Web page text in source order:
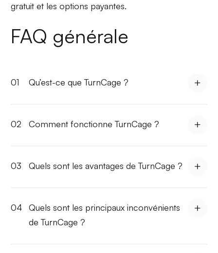
gratuit et les options payantes.
FAQ générale
01 Qu’est-ce que TurnCage ?
02 Comment fonctionne TurnCage ?
03 Quels sont les avantages de TurnCage ?
04
Quels sont les principaux inconvénients
de TurnCage ?